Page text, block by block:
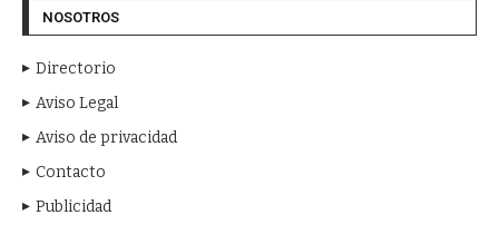
NOSOTROS
Directorio
Aviso Legal
Aviso de privacidad
Contacto
Publicidad